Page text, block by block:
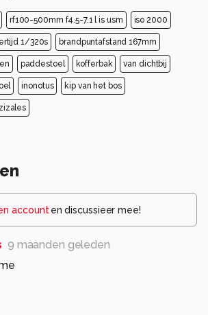
rf100-500mm f4.5-7.1 l is usm iso 2000
1/320s brandpuntafstand 167mm
paddestoel kofferbak van dichtbij
inonotus kip van het bos
account en discussieer mee!
9 maanden geleden